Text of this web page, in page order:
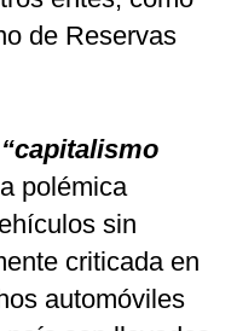
de Reservas
“capitalismo
polémica
sin
criticada en
automóviles